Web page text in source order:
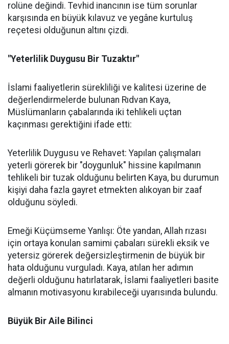
rolüne değindi. Tevhid inancının ise tüm sorunlar
karşısında en büyük kılavuz ve yegâne kurtuluş
reçetesi olduğunun altını çizdi.
"Yeterlilik Duygusu Bir Tuzaktır"
İslami faaliyetlerin sürekliliği ve kalitesi üzerine de
değerlendirmelerde bulunan Rıdvan Kaya,
Müslümanların çabalarında iki tehlikeli uçtan
kaçınması gerektiğini ifade etti:
Yeterlilik Duygusu ve Rehavet: Yapılan çalışmaları
yeterli görerek bir "doygunluk" hissine kapılmanın
tehlikeli bir tuzak olduğunu belirten Kaya, bu durumun
kişiyi daha fazla gayret etmekten alıkoyan bir zaaf
olduğunu söyledi.
Emeği Küçümseme Yanlışı: Öte yandan, Allah rızası
için ortaya konulan samimi çabaları sürekli eksik ve
yetersiz görerek değersizleştirmenin de büyük bir
hata olduğunu vurguladı. Kaya, atılan her adımın
değerli olduğunu hatırlatarak, İslami faaliyetleri basite
almanın motivasyonu kırabileceği uyarısında bulundu.
Büyük Bir Aile Bilinci